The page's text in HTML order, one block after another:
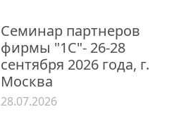
Семинар партнеров
фирмы "1С"- 26-28
сентября 2026 года, г.
Москва
28.07.2026